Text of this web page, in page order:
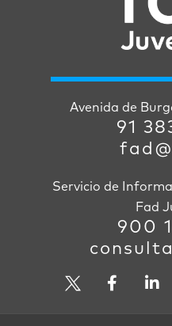
Avenida de
91
Servicio de
Fad
900